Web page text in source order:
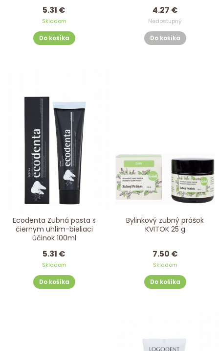
5.31 €
Skladom
Do košíka
4.27 €
Nedostupný
Do košíka
Ecodenta Zubná pasta s
čiernym uhlím-bieliaci
účinok 100ml
5.31 €
Skladom
Do košíka
Bylinkový zubný prášok
KVITOK 25 g
7.50 €
Skladom
Do košíka